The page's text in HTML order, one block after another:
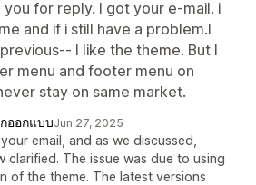
for reply. I got your e-mail. i
and if i still have a problem.I
I like the theme. But I
menu and footer menu on
stay on same market.
ออกแบบJun 27, 2025
email, and as we discussed,
clarified. The issue was due to using
of the theme. The latest versions